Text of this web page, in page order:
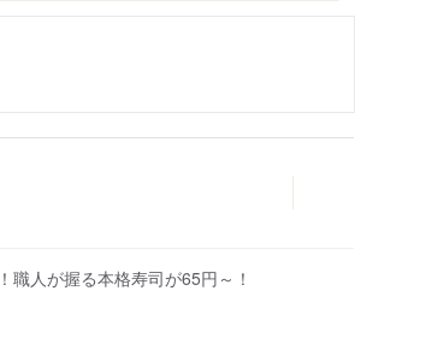
人が握る本格寿司が65円～！